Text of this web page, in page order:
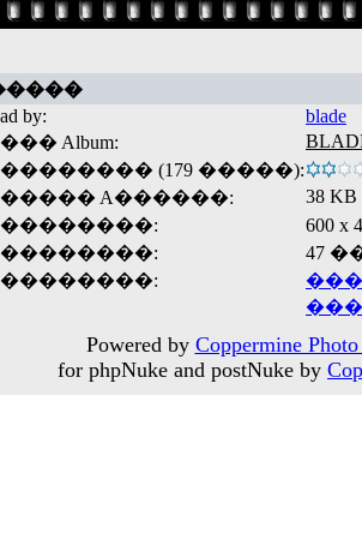
by:
blade
Album:
(179 �����):
A������:
38 KB
600
47
Powered by Coppermine
for phpNuke and postNuke by